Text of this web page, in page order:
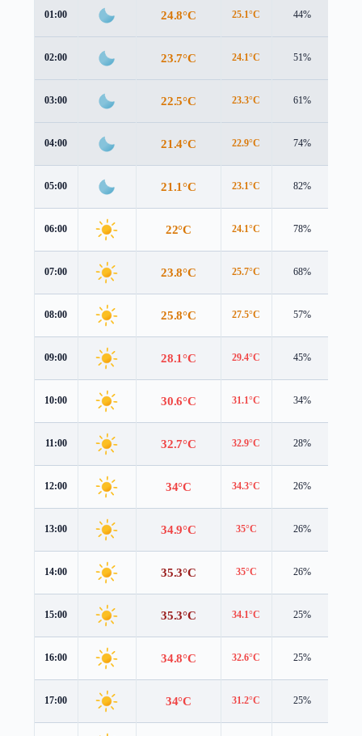
01:00 24.8°C 25.1°C 44%
02:00 23.7°C 24.1°C 51%
03:00 22.5°C 23.3°C 61%
04:00 21.4°C 22.9°C 74%
05:00 21.1°C 23.1°C 82%
06:00 22°C 24.1°C 78%
07:00 23.8°C 25.7°C 68%
08:00 25.8°C 27.5°C 57%
09:00 28.1°C 29.4°C 45%
10:00 30.6°C 31.1°C 34%
11:00 32.7°C 32.9°C 28%
12:00 34°C 34.3°C 26%
13:00 34.9°C 35°C 26%
14:00 35.3°C 35°C 26%
15:00 35.3°C 34.1°C 25%
16:00 34.8°C 32.6°C 25%
17:00 34°C 31.2°C 25%